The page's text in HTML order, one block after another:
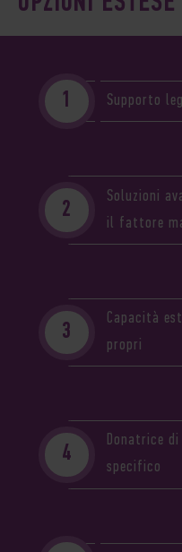
Supporto
Soluzioni
il fattore
Capacità
propri
Donatrice
specifico